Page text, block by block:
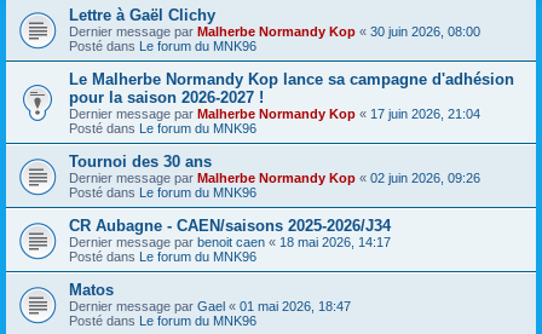
Lettre à Gaël Clichy
Dernier message par Malherbe Normandy Kop « 30 juin 2026, 08:00
Posté dans Le forum du MNK96
Le Malherbe Normandy Kop lance sa campagne d'adhésion
pour la saison 2026-2027 !
Dernier message par Malherbe Normandy Kop « 17 juin 2026, 21:04
Posté dans Le forum du MNK96
Tournoi des 30 ans
Dernier message par Malherbe Normandy Kop « 02 juin 2026, 09:26
Posté dans Le forum du MNK96
CR Aubagne - CAEN/saisons 2025-2026/J34
Dernier message par benoit caen « 18 mai 2026, 14:17
Posté dans Le forum du MNK96
Matos
Dernier message par Gael « 01 mai 2026, 18:47
Posté dans Le forum du MNK96